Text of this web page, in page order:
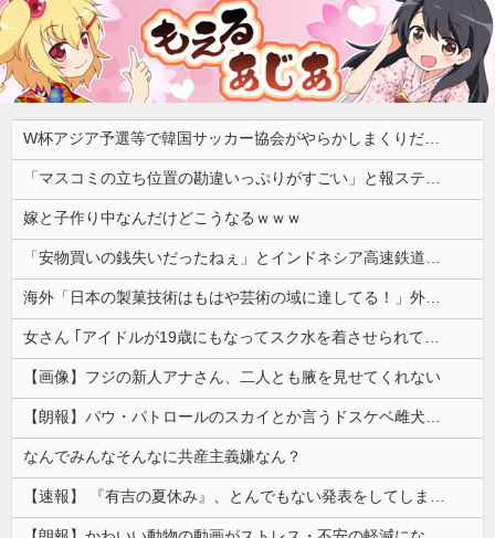
W杯アジア予選等で韓国サッカー協会がやらかしまくりだと発覚、「いきなり共同開催になったしな」と日韓共催の件に言及する声も……
「マスコミの立ち位置の勘違いっぷりがすごい」と報ステ大越キャスターの台詞に視聴者絶句、高市とトランプを同列視させようという思惑がひしひしと
嫁と子作り中なんだけどこうなるｗｗｗ
「安物買いの銭失いだったねぇ」とインドネシア高速鉄道の最終処分に日本側騒然、国家予算は使わないというと何が財源なんだ？
海外「日本の製菓技術はもはや芸術の域に達してる！」外国人が驚いた日本のお菓子の見た目とは・・・？【海外の反応】
女さん ｢アイドルが19歳にもなってスク水を着させられている！｣⇒結果ｗｗｗ
【画像】フジの新人アナさん、二人とも腋を見せてくれない
【朗報】パウ・パトロールのスカイとか言うドスケベ雌犬🐶ｗｗｗｗｗｗｗｗｗｗｗｗ
なんでみんなそんなに共産主義嫌なん？
【速報】 『有吉の夏休み』、とんでもない発表をしてしまう！！！！！